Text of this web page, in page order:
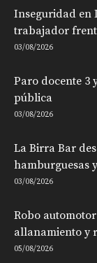
Inseguridad en
trabajador
03/08/2026
Paro docente 3
pública
03/08/2026
La Birra Bar
hamburguesas
03/08/2026
Robo
allanamiento y
05/08/2026